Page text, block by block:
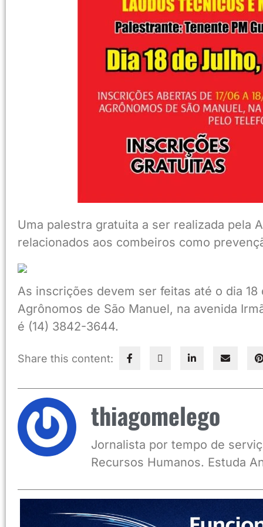
Uma palestra gratuita a ser realizada pela
relacionados aos combeiros como
As inscrições devem ser feitas até o dia
Agrônomos de São Manuel, na avenida
é (14) 3842-3644.
Share this content:
thiagomelego
Jornalista por tempo de
Recursos Humanos. Estuda